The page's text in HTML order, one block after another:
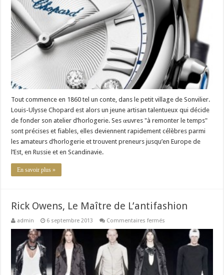
Tout commence en 1860 tel un conte, dans le petit village de Sonvilier.
Louis-Ulysse Chopard est alors un jeune artisan talentueux qui décide
de fonder son atelier d’horlogerie. Ses œuvres "à remonter le temps"
sont précises et fiables, elles deviennent rapidement célèbres parmi
les amateurs d’horlogerie et trouvent preneurs jusqu’en Europe de
l’Est, en Russie et en Scandinavie.
En savoir plus »
Rick Owens, Le Maître de L’antifashion
admin 6 septembre 2013 Commentaires fermés
Maître
de
L’antifashion